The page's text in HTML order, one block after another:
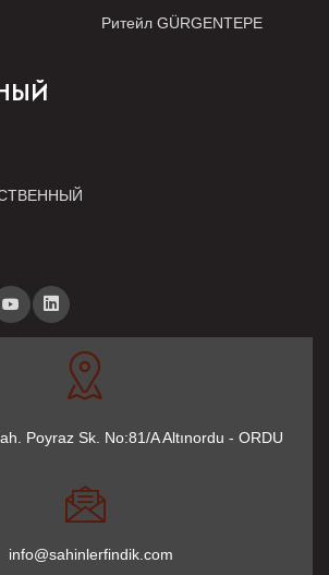
Ритейл GÜRGENTEPE
Poyraz Sk. No:81/A Altınordu - ORDU
info@sahinlerfindik.com